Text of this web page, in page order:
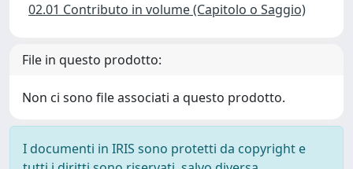
02.01 Contributo in volume (Capitolo o Saggio)
File in questo prodotto:
Non ci sono file associati a questo prodotto.
I documenti in IRIS sono protetti da copyright e